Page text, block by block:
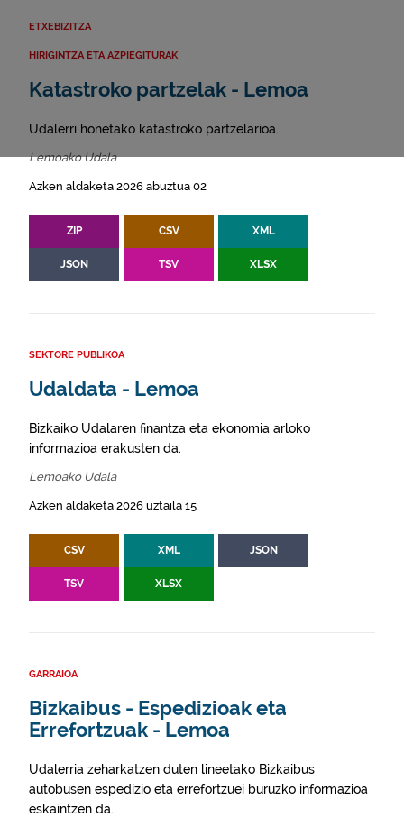
ETXEBIZITZA
HIRIGINTZA ETA AZPIEGITURAK
Katastroko partzelak - Lemoa
Udalerri honetako katastroko partzelarioa.
Lemoako Udala
Azken aldaketa 2026 abuztua 02
ZIP CSV XML
JSON TSV XLSX
SEKTORE PUBLIKOA
Udaldata - Lemoa
Bizkaiko Udalaren finantza eta ekonomia arloko
informazioa erakusten da.
Lemoako Udala
Azken aldaketa 2026 uztaila 15
CSV XML JSON
TSV XLSX
GARRAIOA
Bizkaibus - Espedizioak eta
Errefortzuak - Lemoa
Udalerria zeharkatzen duten lineetako Bizkaibus
autobusen espedizio eta errefortzuei buruzko informazioa
eskaintzen da.